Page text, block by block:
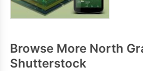
Browse More North
Shutterstock